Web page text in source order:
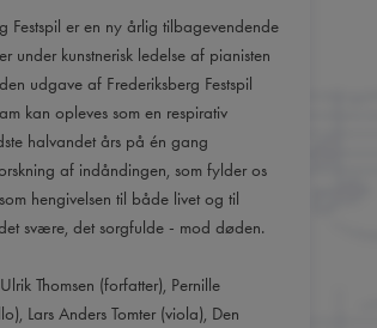
Festspil er en ny årlig tilbagevendende
under kunstnerisk ledelse af pianisten
udgave af Frederiksberg Festspil
kan opleves som en respirativ
halvandet års på én gang
af indåndingen, som fylder os
hengivelsen til både livet og til
svære, det sorgfulde - mod døden.
Thomsen (forfatter), Pernille
Lars Anders Tomter (viola), Den